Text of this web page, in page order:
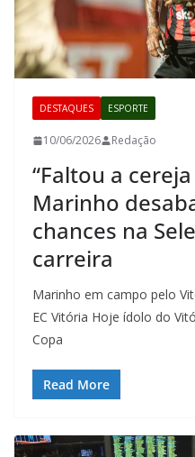
DESTAQUES ESPORTE
10/06/2026 Redação
“Faltou a
Marinho
chances na
carreira
Marinho em campo pelo
EC Vitória Hoje ídolo do
Copa
Read More